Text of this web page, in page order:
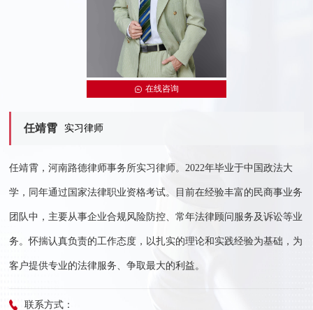
任靖霄 实习律师
任靖霄，河南路德律师事务所实习律师。2022年毕业于中国政法大
学，同年通过国家法律职业资格考试。目前在经验丰富的民商事业务
团队中，主要从事企业合规风险防控、常年法律顾问服务及诉讼等业
务。怀揣认真负责的工作态度，以扎实的理论和实践经验为基础，为
客户提供专业的法律服务、争取最大的利益。
联系方式：
在线咨询